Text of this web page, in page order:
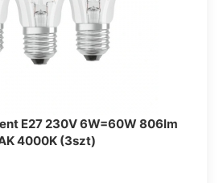
E27 230V 6W=60W 806lm
4000K (3szt)